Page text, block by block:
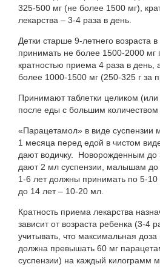
325-500 мг (не более 1500 мг),
лекарства – 3-4 раза в день.
Детки старше 9-летнего возраста
принимать не более 1500-2000 мг
кратностью приема 4 раза в
более 1000-1500 мг (250-325 г за
Принимают таблетки целиком (или
после еды с большим количеством
«Парацетамол» в виде суспензии
1 месяца перед едой в чистом
дают водичку. Новорожденным до
дают 2 мл суспензии, малышам до
1-6 лет должны принимать по 5-
до 14 лет – 10-20 мл.
Кратность приема лекарства
зависит от возраста ребенка (3-4
учитывать, что максимальная доза
должна превышать 60 мг
суспензии) на каждый килограмм